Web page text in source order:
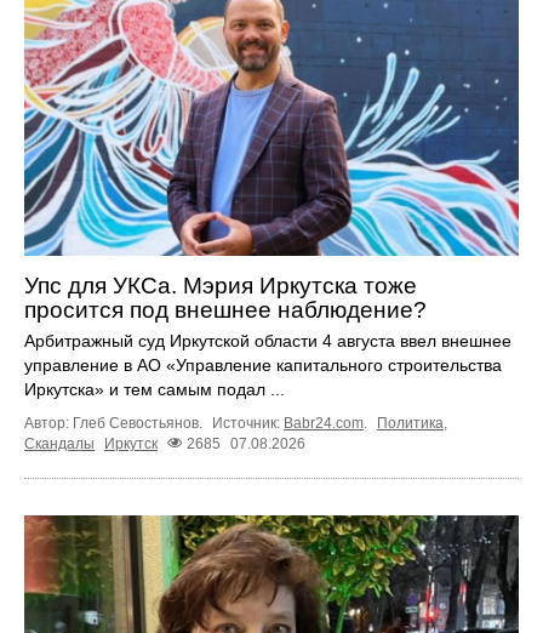
Упс для УКСа. Мэрия Иркутска тоже
просится под внешнее наблюдение?
Арбитражный суд Иркутской области 4 августа ввел внешнее
управление в АО «Управление капитального строительства
Иркутска» и тем самым подал ...
Автор: Глеб Севостьянов. Источник: Babr24.com. Политика,
Скандалы
Иркутск 2685 07.08.2026